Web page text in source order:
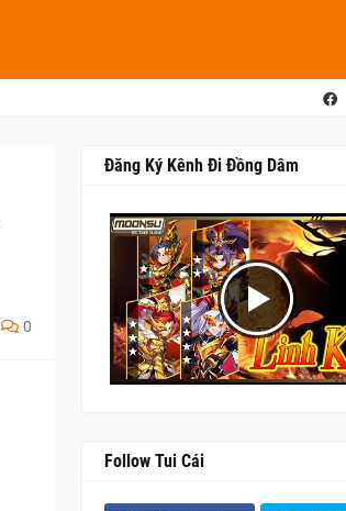
0
Đăng Ký Kênh Đi Đồng Dâm
Follow Tui Cái